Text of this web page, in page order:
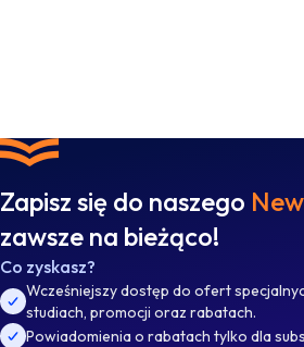
Zapisz się do naszego
zawsze na bieżąco!
Co zyskasz?
Wcześniejszy dostęp do ofert
studiach, promocji oraz rabatach.
Powiadomienia o rabatach tylko dla